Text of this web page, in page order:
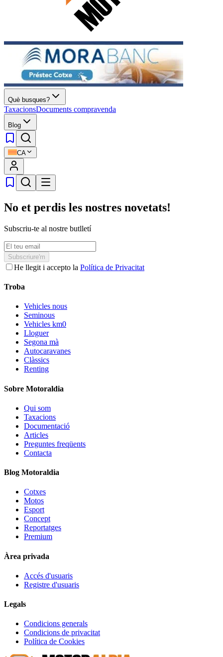
Què busques?
TaxacionsDocuments compravenda
Blog
CA
No et perdis les nostres novetats!
Subscriu-te al nostre butlletí
Subscriure'm
He llegit i accepto la Política de Privacitat
Troba
Vehicles nous
Seminous
Vehicles km0
Lloguer
Segona mà
Autocaravanes
Clàssics
Renting
Sobre Motoraldia
Qui som
Taxacions
Documentació
Articles
Preguntes freqüents
Contacta
Blog Motoraldia
Cotxes
Motos
Esport
Concept
Reportatges
Premium
Àrea privada
Accés d'usuaris
Registre d'usuaris
Legals
Condicions generals
Condicions de privacitat
Política de Cookies